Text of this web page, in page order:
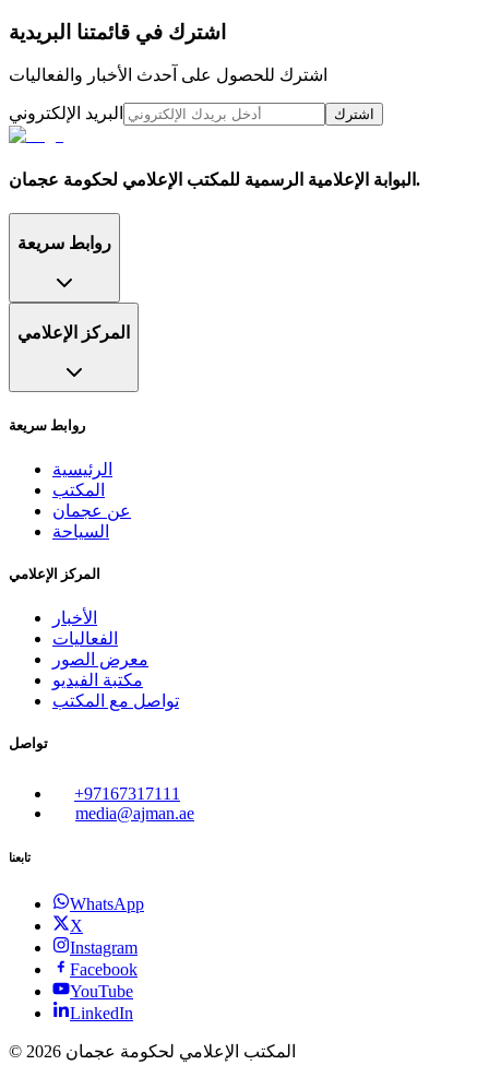
اشترك في قائمتنا البريدية
اشترك للحصول على آحدث الأخبار والفعاليات
البريد الإلكتروني اشترك
البوابة الإعلامية الرسمية للمكتب الإعلامي لحكومة عجمان.
روابط سريعة
المركز الإعلامي
روابط سريعة
الرئيسية
المكتب
عن عجمان
السياحة
المركز الإعلامي
الأخبار
الفعاليات
معرض الصور
مكتبة الفيديو
تواصل مع المكتب
تواصل
+97167317111
media@ajman.ae
تابعنا
WhatsApp
X
Instagram
Facebook
YouTube
LinkedIn
© 2026 المكتب الإعلامي لحكومة عجمان